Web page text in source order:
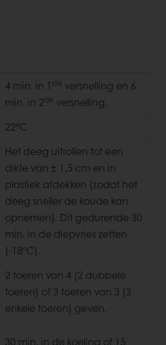
4 min. in 1 ste versnelling en 6
min. in 2de versnelling.
22°C
Het deeg uitrollen tot een
dikte van ± 1,5 cm en in
plastiek afdekken (zodat het
deeg sneller de koude kan
opnemen). Dit gedurende 30
min. in de diepvries zetten
(-18°C).
2 toeren van 4 (2 dubbele
toeren) of 3 toeren van 3 (3
enkele toeren) geven.
30 min. in de koeling of 15